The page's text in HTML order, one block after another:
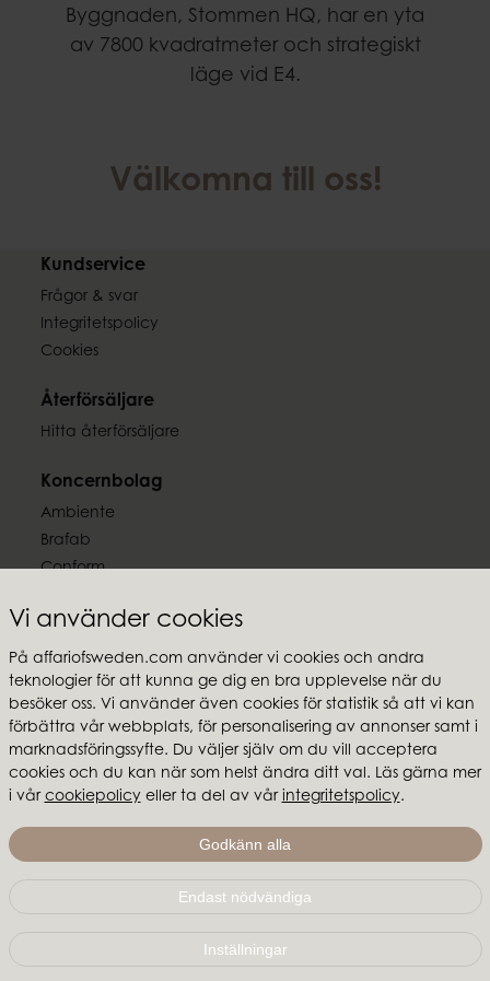
Vi använder cookies
På affariofsweden.com använder vi cookies och andra
teknologier för att kunna ge dig en bra upplevelse när du
besöker oss. Vi använder även cookies för statistik så att vi kan
förbättra vår webbplats, för personalisering av annonser samt i
marknadsföringssyfte. Du väljer själv om du vill acceptera
cookies och du kan när som helst ändra ditt val. Läs gärna mer
i vår cookiepolicyeller ta del av vår integritetspolicy.
Godkänn alla
Endast nödvändiga
Inställningar
Byggnaden, Stommen HQ, har en yta
av 7800 kvadratmeter och strategiskt
läge vid E4.
Välkomna till oss!
Kundservice
Frågor & svar
Integritetspolicy
Cookies
Återförsäljare
Hitta återförsäljare
Koncernbolag
Ambiente
Brafab
Conform
MTI
Följ oss
Affari of Sweden
Om oss
info@affariofsweden.com
© Copyright 2021 Affari of Sweden AB